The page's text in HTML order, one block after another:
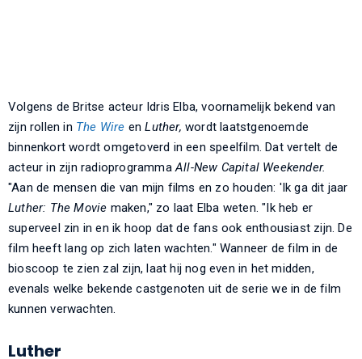
Volgens de Britse acteur Idris Elba, voornamelijk bekend van
zijn rollen in The Wire enLuther,wordt laatstgenoemde
binnenkort wordt omgetoverd in een speelfilm. Dat vertelt de
acteur in zijn radioprogrammaAll-New Capital Weekender.
"Aan de mensen die van mijn films en zo houden: 'Ik ga dit jaar
Luther: The Movie maken," zo laat Elba weten. "Ik heb er
superveel zin in en ik hoop dat de fans ook enthousiast zijn. De
film heeft lang op zich laten wachten." Wanneer de film in de
bioscoop te zien zal zijn, laat hij nog even in het midden,
evenals welke bekende castgenoten uit de serie we in de film
kunnen verwachten.
Luther